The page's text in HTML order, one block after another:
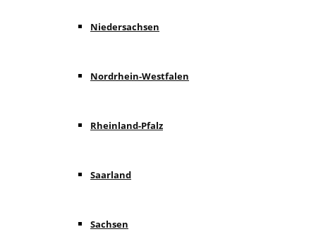
Niedersachsen
Nordrhein-Westfalen
Rheinland-Pfalz
Saarland
Sachsen